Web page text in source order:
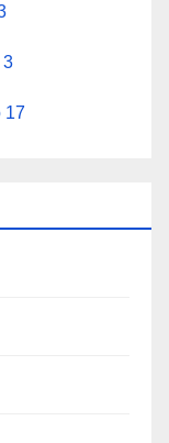
3
17